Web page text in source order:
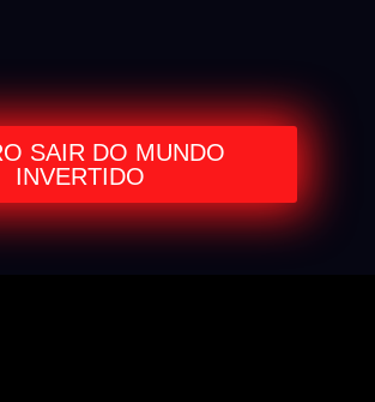
SAIR DO MUNDO
INVERTIDO